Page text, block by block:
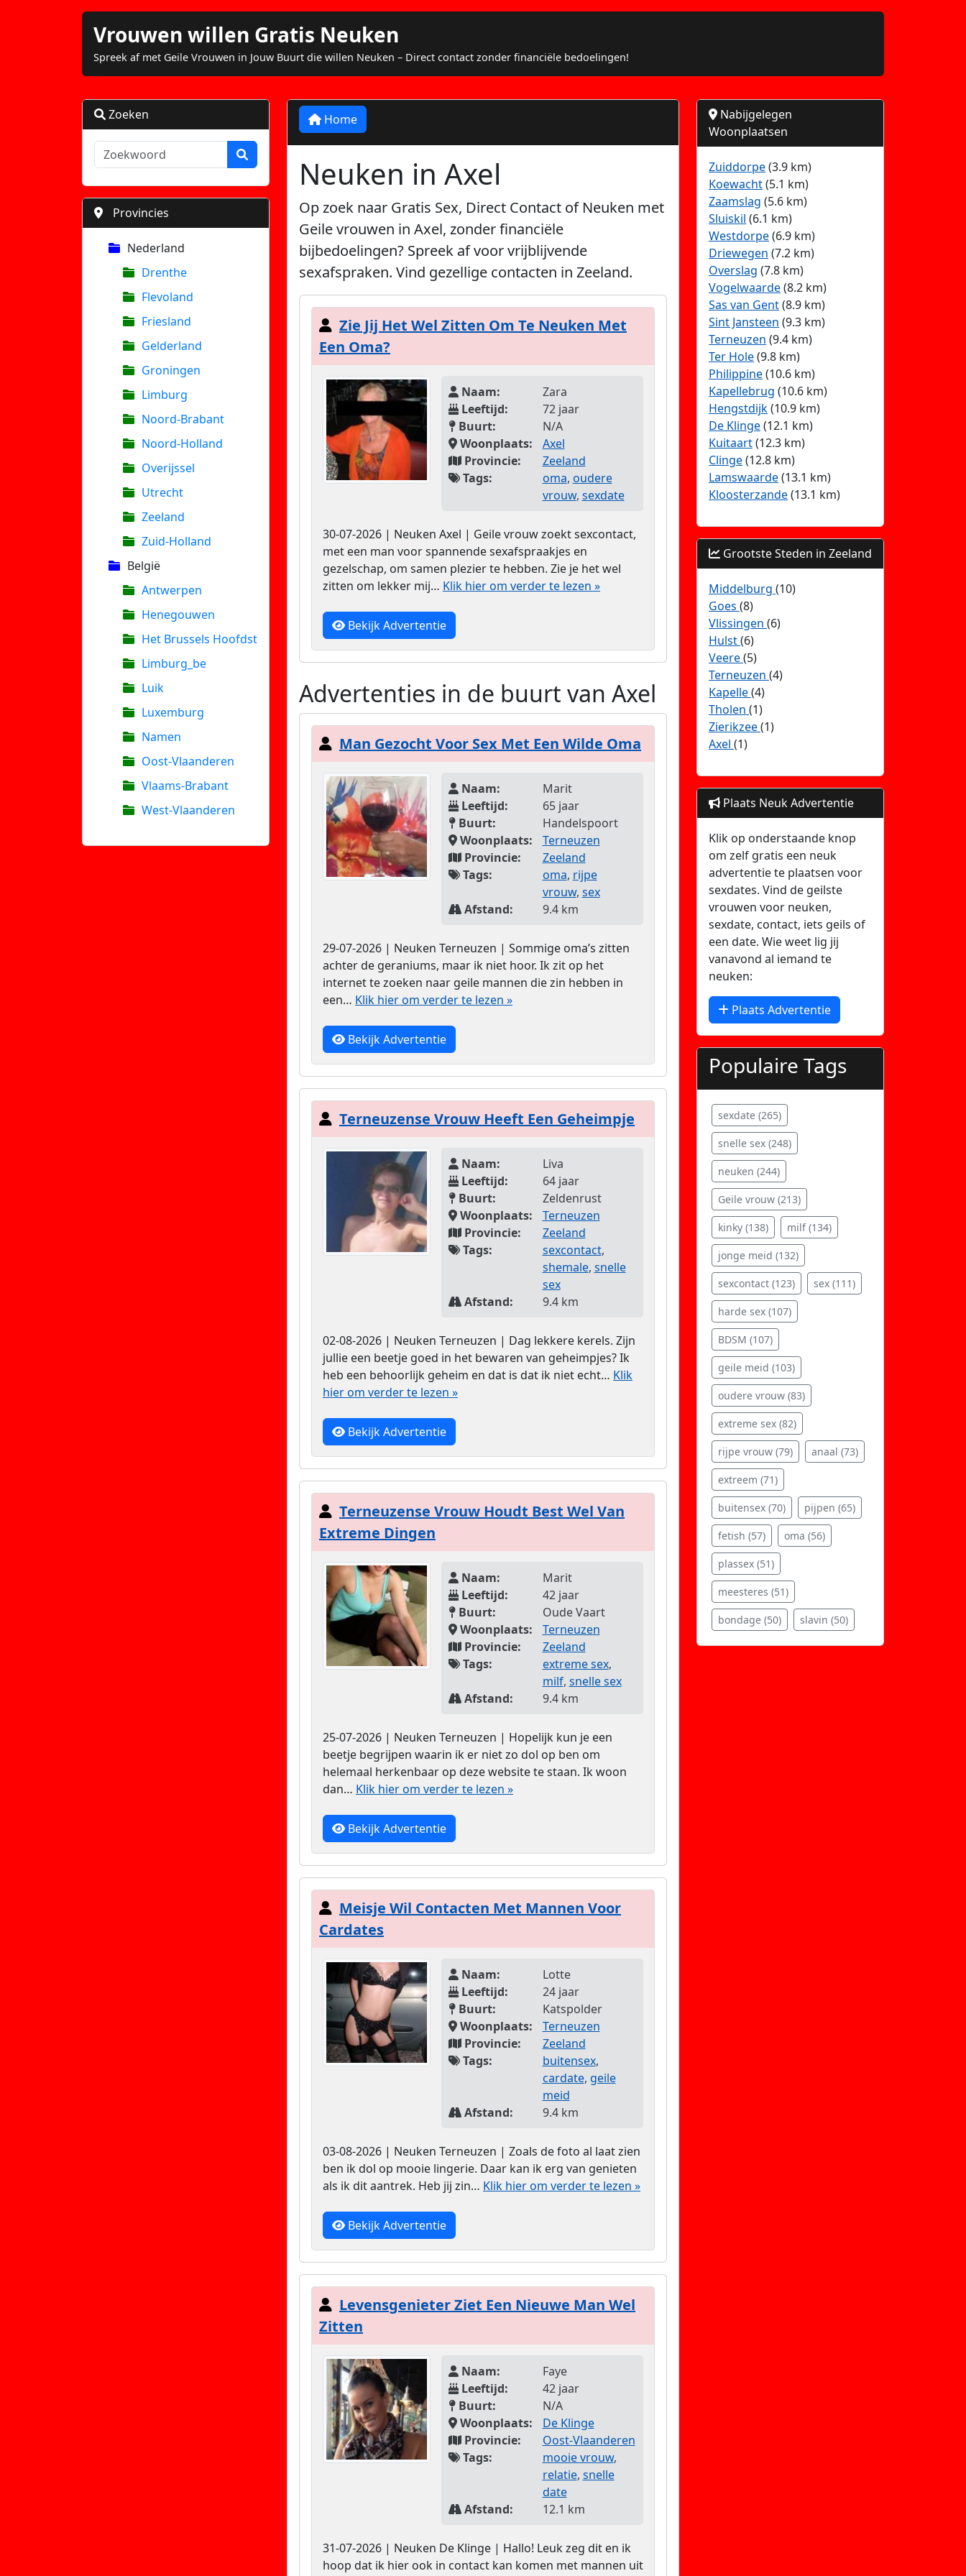
Vrouwen willen Gratis Neuken
Spreek af met Geile Vrouwen in Jouw Buurt die willen Neuken – Direct contact zonder financiële bedoelingen!
Zoeken
Provincies
Nederland
Drenthe
Flevoland
Friesland
Gelderland
Groningen
Limburg
Noord-Brabant
Noord-Holland
Overijssel
Utrecht
Zeeland
Zuid-Holland
België
Antwerpen
Henegouwen
Het Brussels Hoofdst
Limburg_be
Luik
Luxemburg
Namen
Oost-Vlaanderen
Vlaams-Brabant
West-Vlaanderen
Home
Neuken in Axel
Op zoek naar Gratis Sex, Direct Contact of Neuken met
Geile vrouwen in Axel, zonder financiële
bijbedoelingen? Spreek af voor vrijblijvende
sexafspraken. Vind gezellige contacten in Zeeland.
Zie Jij Het Wel Zitten Om Te Neuken Met
Een Oma?
Naam:
Zara
Leeftijd:
72 jaar
Buurt:
N/A
Woonplaats:
Axel
Provincie:
Zeeland
Tags:
oma, oudere
vrouw, sexdate
30-07-2026 | Neuken Axel | Geile vrouw zoekt sexcontact,
met een man voor spannende sexafspraakjes en
gezelschap, om samen plezier te hebben. Zie je het wel
zitten om lekker mij… Klik hier om verder te lezen »
Bekijk Advertentie
Advertenties in de buurt van Axel
Man Gezocht Voor Sex Met Een Wilde Oma
Naam:
Marit
Leeftijd:
65 jaar
Buurt:
Handelspoort
Woonplaats:
Terneuzen
Provincie:
Zeeland
Tags:
oma, rijpe
vrouw, sex
Afstand:
9.4 km
29-07-2026 | Neuken Terneuzen | Sommige oma’s zitten
achter de geraniums, maar ik niet hoor. Ik zit op het
internet te zoeken naar geile mannen die zin hebben in
een… Klik hier om verder te lezen »
Bekijk Advertentie
Terneuzense Vrouw Heeft Een Geheimpje
Naam:
Liva
Leeftijd:
64 jaar
Buurt:
Zeldenrust
Woonplaats:
Terneuzen
Provincie:
Zeeland
Tags:
sexcontact,
shemale, snelle
sex
Afstand:
9.4 km
02-08-2026 | Neuken Terneuzen | Dag lekkere kerels. Zijn
jullie een beetje goed in het bewaren van geheimpjes? Ik
heb een behoorlijk geheim en dat is dat ik niet echt… Klik
hier om verder te lezen »
Bekijk Advertentie
Terneuzense Vrouw Houdt Best Wel Van
Extreme Dingen
Naam:
Marit
Leeftijd:
42 jaar
Buurt:
Oude Vaart
Woonplaats:
Terneuzen
Provincie:
Zeeland
Tags:
extreme sex,
milf, snelle sex
Afstand:
9.4 km
25-07-2026 | Neuken Terneuzen | Hopelijk kun je een
beetje begrijpen waarin ik er niet zo dol op ben om
helemaal herkenbaar op deze website te staan. Ik woon
dan… Klik hier om verder te lezen »
Bekijk Advertentie
Meisje Wil Contacten Met Mannen Voor
Cardates
Naam:
Lotte
Leeftijd:
24 jaar
Buurt:
Katspolder
Woonplaats:
Terneuzen
Provincie:
Zeeland
Tags:
buitensex,
cardate, geile
meid
Afstand:
9.4 km
03-08-2026 | Neuken Terneuzen | Zoals de foto al laat zien
ben ik dol op mooie lingerie. Daar kan ik erg van genieten
als ik dit aantrek. Heb jij zin… Klik hier om verder te lezen »
Bekijk Advertentie
Levensgenieter Ziet Een Nieuwe Man Wel
Zitten
Naam:
Faye
Leeftijd:
42 jaar
Buurt:
N/A
Woonplaats:
De Klinge
Provincie:
Oost-Vlaanderen
Tags:
mooie vrouw,
relatie, snelle
date
Afstand:
12.1 km
31-07-2026 | Neuken De Klinge | Hallo! Leuk zeg dit en ik
hoop dat ik hier ook in contact kan komen met mannen uit
Nabijgelegen
Woonplaatsen
Zuiddorpe(3.9 km)
Koewacht(5.1 km)
Zaamslag (5.6 km)
Sluiskil (6.1 km)
Westdorpe(6.9 km)
Driewegen (7.2 km)
Overslag (7.8 km)
Vogelwaarde(8.2 km)
Sas van Gent(8.9 km)
Sint Jansteen (9.3 km)
Terneuzen (9.4 km)
Ter Hole(9.8 km)
Philippine(10.6 km)
Kapellebrug (10.6 km)
Hengstdijk(10.9 km)
De Klinge(12.1 km)
Kuitaart(12.3 km)
Clinge(12.8 km)
Lamswaarde(13.1 km)
Kloosterzande(13.1 km)
Grootste Steden in Zeeland
Middelburg (10)
Goes (8)
Vlissingen (6)
Hulst(6)
Veere(5)
Terneuzen (4)
Kapelle(4)
Tholen (1)
Zierikzee(1)
Axel (1)
Plaats Neuk Advertentie
Klik op onderstaande knop
om zelf gratis een neuk
advertentie te plaatsen voor
sexdates. Vind de geilste
vrouwen voor neuken,
sexdate, contact, iets geils of
een date. Wie weet lig jij
vanavond al iemand te
neuken:
Plaats Advertentie
Populaire Tags
sexdate (265)
snelle sex (248)
neuken (244)
Geile vrouw (213)
kinky (138) milf (134)
jonge meid (132)
sexcontact (123) sex (111)
harde sex (107)
BDSM (107)
geile meid (103)
oudere vrouw (83)
extreme sex (82)
rijpe vrouw (79) anaal (73)
extreem (71)
buitensex (70) pijpen (65)
fetish (57) oma (56)
plassex (51)
meesteres (51)
bondage (50) slavin (50)